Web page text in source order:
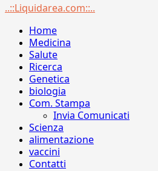
Menu
..::Liquidarea.com::..
Home
Medicina
Salute
Ricerca
Genetica
biologia
Com. Stampa
Invia Comunicati
Scienza
alimentazione
vaccini
Contatti